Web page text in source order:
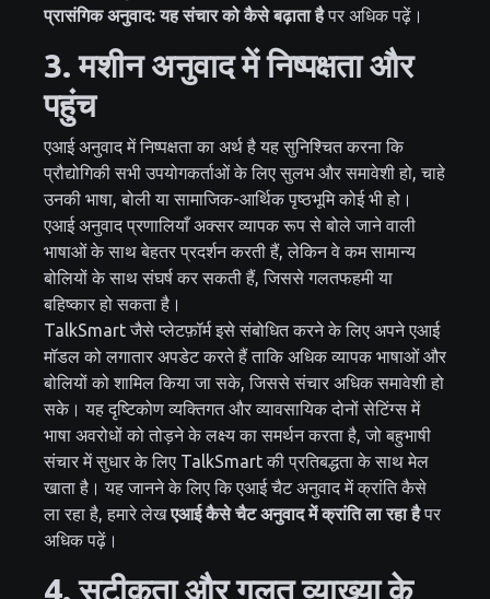
प्रासंगिक अनुवाद: यह संचार को कैसे बढ़ाता हैपर अधिक पढ़ें।
3. मशीन अनुवाद में निष्पक्षता और
पहुंच
एआई अनुवाद में निष्पक्षता का अर्थ है यह सुनिश्चित करना कि
प्रौद्योगिकी सभी उपयोगकर्ताओं के लिए सुलभ और समावेशी हो, चाहे
उनकी भाषा, बोली या सामाजिक-आर्थिक पृष्ठभूमि कोई भी हो।
एआई अनुवाद प्रणालियाँ अक्सर व्यापक रूप से बोले जाने वाली
भाषाओं के साथ बेहतर प्रदर्शन करती हैं, लेकिन वे कम सामान्य
बोलियों के साथ संघर्ष कर सकती हैं, जिससे गलतफहमी या
बहिष्कार हो सकता है।
TalkSmart जैसे प्लेटफ़ॉर्म इसे संबोधित करने के लिए अपने एआई
मॉडल को लगातार अपडेट करते हैं ताकि अधिक व्यापक भाषाओं और
बोलियों को शामिल किया जा सके, जिससे संचार अधिक समावेशी हो
सके। यह दृष्टिकोण व्यक्तिगत और व्यावसायिक दोनों सेटिंग्स में
भाषा अवरोधों को तोड़ने के लक्ष्य का समर्थन करता है, जो बहुभाषी
संचार में सुधार के लिए TalkSmart की प्रतिबद्धता के साथ मेल
खाता है। यह जानने के लिए कि एआई चैट अनुवाद में क्रांति कैसे
ला रहा है, हमारे लेखएआई कैसे चैट अनुवाद में क्रांति ला रहा हैपर
अधिक पढ़ें।
4. सटीकता और गलत व्याख्या के